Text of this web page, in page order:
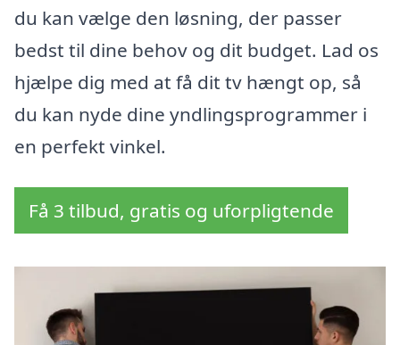
du kan vælge den løsning, der passer
bedst til dine behov og dit budget. Lad os
hjælpe dig med at få dit tv hængt op, så
du kan nyde dine yndlingsprogrammer i
en perfekt vinkel.
Få 3 tilbud, gratis og uforpligtende